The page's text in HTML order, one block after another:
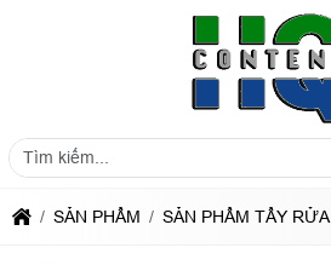
SẢN PHẨM SẢN PHẨM TẨY RỬA